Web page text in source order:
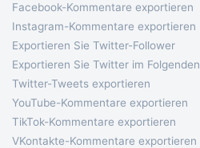
Facebook-Kommentare exportieren
Instagram-Kommentare exportieren
Exportieren Sie Twitter-Follower
Exportieren Sie Twitter im Folgenden
Twitter-Tweets exportieren
YouTube-Kommentare exportieren
TikTok-Kommentare exportieren
VKontakte-Kommentare exportieren